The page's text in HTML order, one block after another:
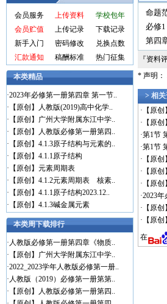
会员服务 上传资料
学校包年
会员贮值
上传记录
下载记录
新手入门
密码修改
兑换点数
汇款通知
稿酬标准 热门征集
本类精品
·2023年必修第一册第四章 第一节..
· 【原创】人教版(2019)高中化学..
· 【原创】广州大学附属东江中学..
· 【原创】人教版必修第一册第四..
· 【原创】4.1.3原子结构与元素的..
· 【原创】4.1.1原子结构
· 【原创】元素周期表
· 【原创】4.1.2元素周期表 核素..
· 【原创】4.1.1原子结构2023.12..
· 【原创】4.1.3碱金属元素
本类周下载排行
· 人教版必修第一册第四章《物质..
· 【原创】广州大学附属东江中学..
·2022_2023学年人教版必修第一册..
· 人教版（2019）必修第一册第第..
· 【原创】人教版必修第一册第四..
命题
必修1
第四
『资料
* 声明：
> 相
· 【原
· 【原
·第1节
·第1节
· 【原
· 【原
· 【原
·2023
· 【原
· 【原
在